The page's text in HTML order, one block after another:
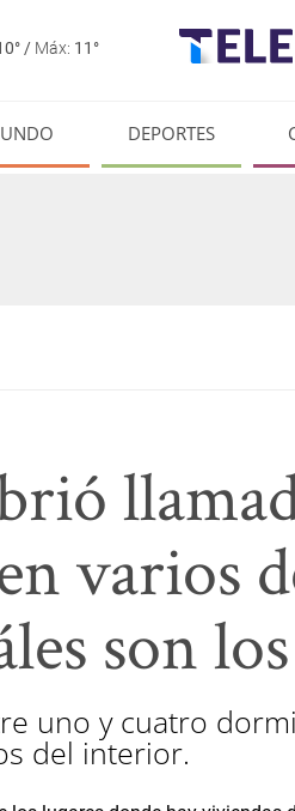
/ Máx: 11°
DEPORTES
varios
son
uno y cuatro
del interior.